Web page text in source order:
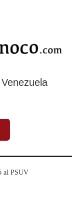
al PSUV